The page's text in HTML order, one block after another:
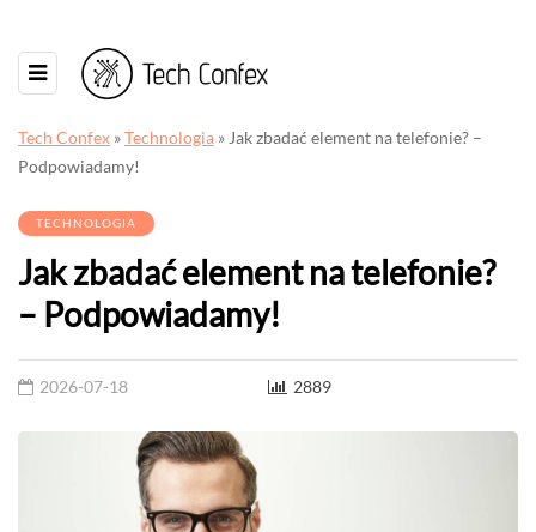
Tech Confex »Technologia » Jak zbadać element na telefonie? –
Podpowiadamy!
TECHNOLOGIA
Jak zbadać element na telefonie?
– Podpowiadamy!
2026-07-18 2889